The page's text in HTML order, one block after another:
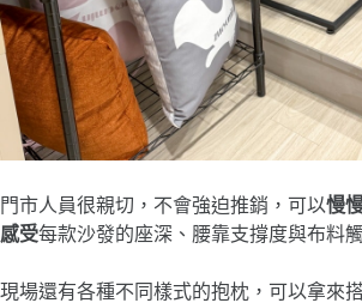
門市人員很親切，不會強迫推銷，可以慢
感受每款沙發的座深、腰靠支撐度與布料
現場還有各種不同樣式的抱枕，可以拿來